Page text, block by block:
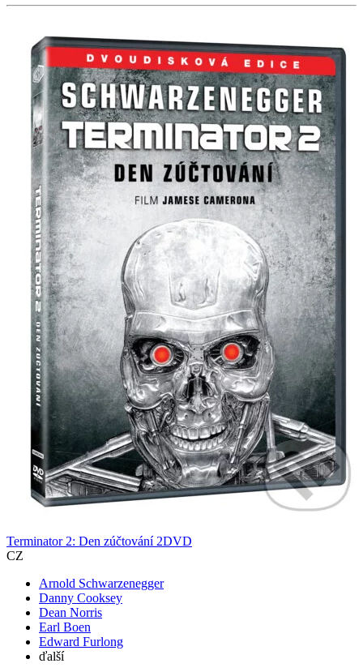
Terminator 2: Den zúčtování 2DVD
CZ
Arnold Schwarzenegger
Danny Cooksey
Dean Norris
Earl Boen
Edward Furlong
ďalší